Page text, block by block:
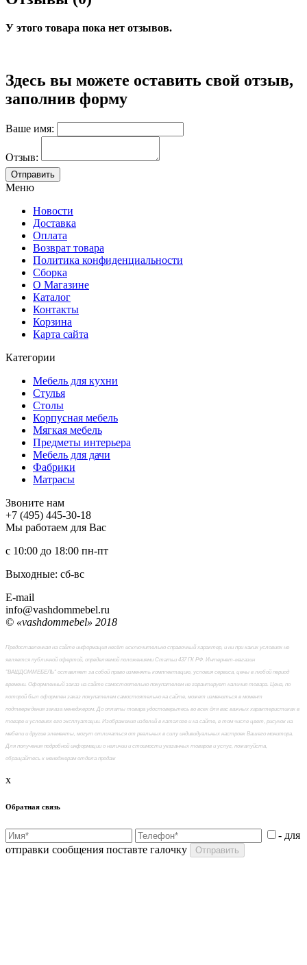
У этого товара пока нет отзывов.
Здесь вы можете оставить свой отзыв,
заполнив форму
Ваше имя:
Отзыв:
Меню
Новости
Доставка
Оплата
Возврат товара
Политика конфиденциальности
Сборка
О Магазине
Каталог
Контакты
Корзина
Карта сайта
Категории
Мебель для кухни
Стулья
Столы
Корпусная мебель
Мягкая мебель
Предметы интерьера
Мебель для дачи
Фабрики
Матраcы
Звоните нам
+7 (495) 445-30-18
Мы работаем для Вас
с 10:00 до 18:00 пн-пт
Выходные: сб-вc
E-mail
info@vashdommebel.ru
© «vashdommebel» 2018
Предоставленная на сайте информация несёт исключительно справочный характер, и ни при каких условиях не
является публичной офертой, определяемой положениями Статьи 437 ГК РФ. Интернет-магазин
"ВАШДОММЕБЕЛЬ" оставляет за собой право изменять комплектацию, условия сервиса, цены в любой период
времени. Оформленный заказ на сайте самостоятельно покупателем не гарантирует наличия товара. Цена, по
которой был оформлен заказ покупателем самостоятельно на сайте, может измениться в момент
подтверждения заказа менеджером. До оплаты товара удостоверьтесь во всех для вас важных характеристиках в
товаре и условиях его эксплуатации. Изображения изделий в каталоге и на сайте, в том числе цвет, рисунок на
мебели и другие элементы, могут отличаться от реальных в силу индивидуальных настроек Вашего монитора.
Для получения подробной информации о наличии и стоимости указанных товаров и услуг, пожалуйста,
обращайтесь к менеджерам отдела продаж
x
Обратная связь
- для
отправки сообщения поставте галочку